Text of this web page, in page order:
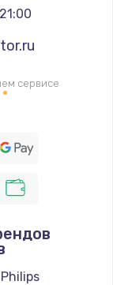
сервисе